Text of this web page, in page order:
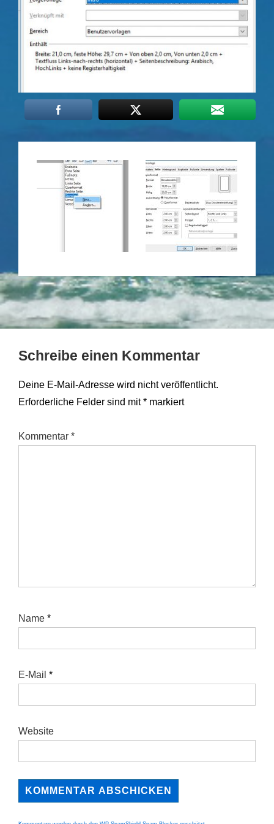
Schreibe einen Kommentar
Deine E-Mail-Adresse wird nicht veröffentlicht.
Erforderliche Felder sind mit* markiert
Kommentar *
Name *
E-Mail *
Website